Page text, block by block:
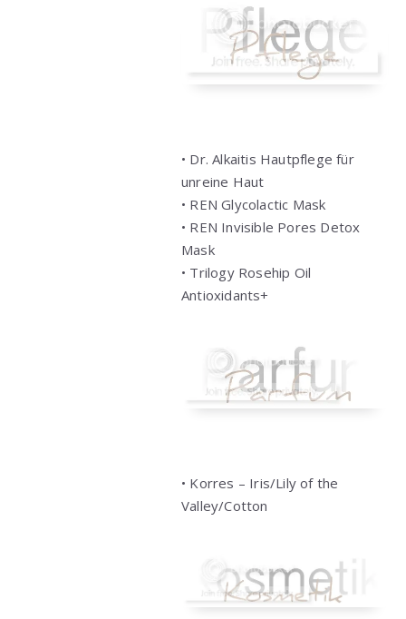
• Dr. Alkaitis Hautpflege für
unreine Haut
• REN Glycolactic Mask
• REN Invisible Pores Detox
Mask
• Trilogy Rosehip Oil
Antioxidants+
• Korres – Iris/Lily of the
Valley/Cotton